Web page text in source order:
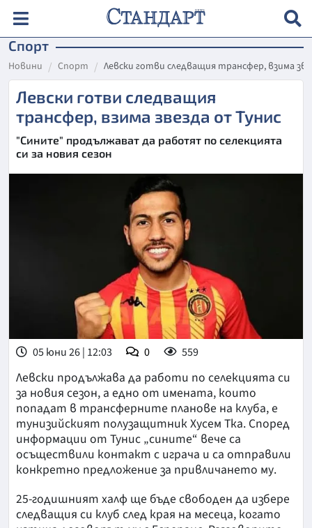
Спорт
Новини Спорт Левски готви следващия трансфер, взима
Левски готви следващия
трансфер, взима звезда от Тунис
"Сините" продължават да работят по селекцията
си за новия сезон
05 юни 26 | 12:03 0 559
Левски продължава да работи по селекцията си
за новия сезон, а едно от имената, които
попадат в трансферните планове на клуба, е
тунизийският полузащитник Хусем Тка. Според
информации от Тунис „сините“ вече са
осъществили контакт с играча и са отправили
конкретно предложение за привличането му.
25-годишният халф ще бъде свободен да избере
следващия си клуб след края на месеца, когато